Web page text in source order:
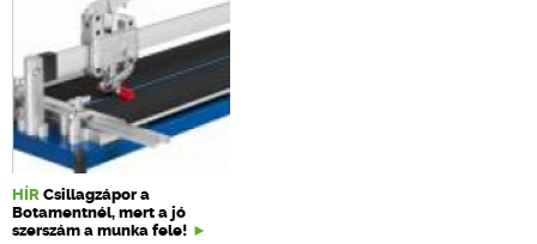
HÍR Csillagzápor a
Botamentnél, mert a jó
szerszám a munka fele!